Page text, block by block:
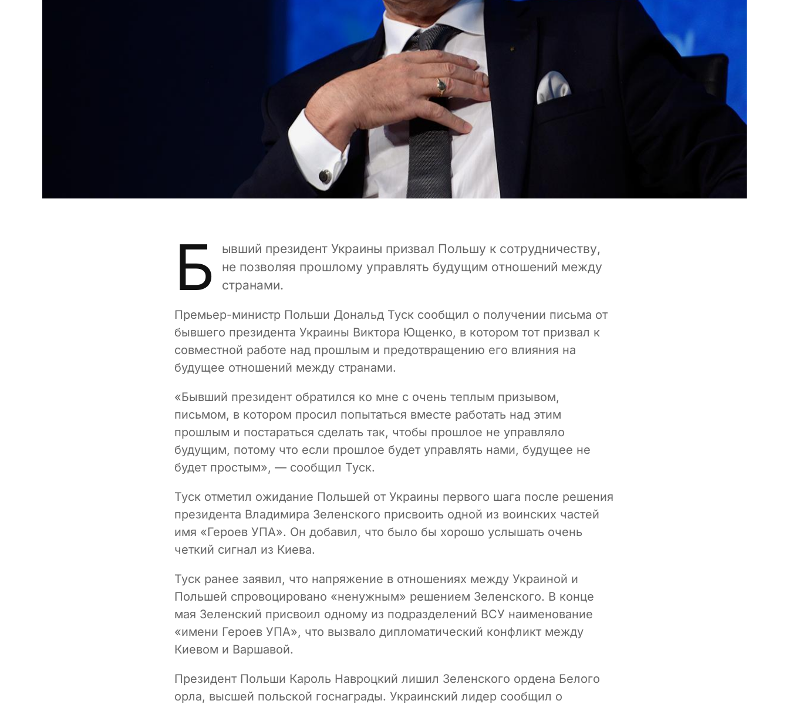
Б
ывший президент Украины призвал Польшу к сотрудничеству,
не позволяя прошлому управлять будущим отношений между
странами.
Премьер-министр Польши Дональд Туск сообщил о получении письма от
бывшего президента Украины Виктора Ющенко, в котором тот призвал к
совместной работе над прошлым и предотвращению его влияния на
будущее отношений между странами.
«Бывший президент обратился ко мне с очень теплым призывом,
письмом, в котором просил попытаться вместе работать над этим
прошлым и постараться сделать так, чтобы прошлое не управляло
будущим, потому что если прошлое будет управлять нами, будущее не
будет простым», — сообщил Туск.
Туск отметил ожидание Польшей от Украины первого шага после решения
президента Владимира Зеленского присвоить одной из воинских частей
имя «Героев УПА». Он добавил, что было бы хорошо услышать очень
четкий сигнал из Киева.
Туск ранее заявил, что напряжение в отношениях между Украиной и
Польшей спровоцировано «ненужным» решением Зеленского. В конце
мая Зеленский присвоил одному из подразделений ВСУ наименование
«имени Героев УПА», что вызвало дипломатический конфликт между
Киевом и Варшавой.
Президент Польши Кароль Навроцкий лишил Зеленского ордена Белого
орла, высшей польской госнаграды. Украинский лидер сообщил о